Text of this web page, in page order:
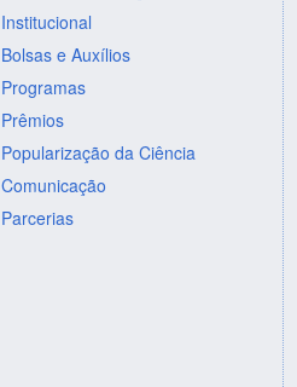
Institucional
Bolsas e Auxílios
Programas
Prêmios
Popularização da Ciência
Comunicação
Parcerias